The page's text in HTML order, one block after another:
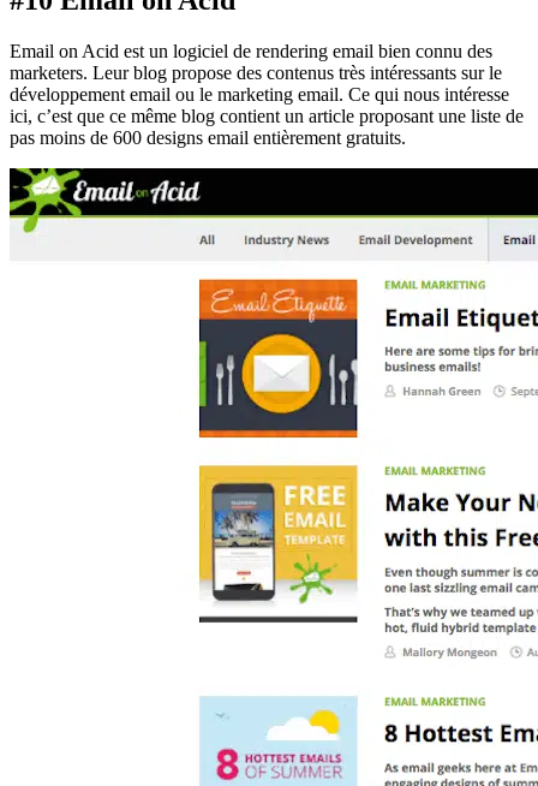
Email on Acid est un logiciel de rendering email bien connu des
marketers. Leur blog propose des contenus très intéressants sur le
développement email ou le marketing email. Ce qui nous intéresse
ici, c’est que ce même blog contient un article proposant une liste de
pas moins de 600 designs email entièrement gratuits.